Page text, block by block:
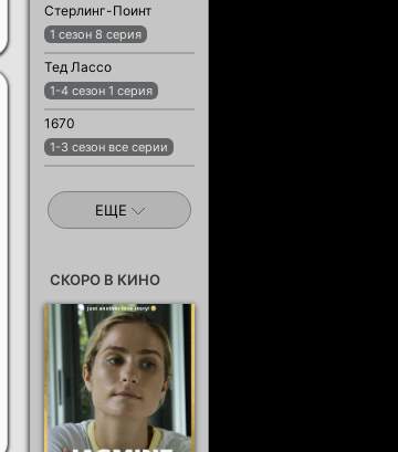
Стерлинг-Поинт
1 сезон 8 серия
Тед Лассо
1-4 сезон 1 серия
1670
1-3 сезон все серии
ЕЩЕ
СКОРО В КИНО